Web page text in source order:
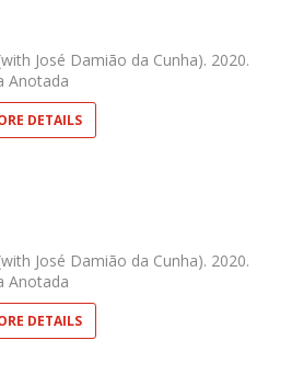
José Damião da Cunha). 2020.
Anotada
DETAILS
José Damião da Cunha). 2020.
Anotada
DETAILS